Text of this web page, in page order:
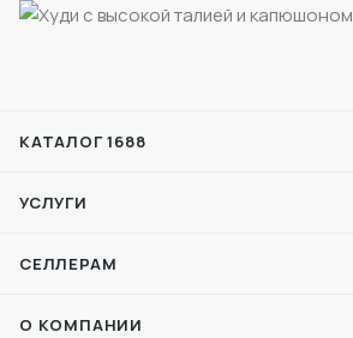
КАТАЛОГ 1688
УСЛУГИ
СЕЛЛЕРАМ
О КОМПАНИИ